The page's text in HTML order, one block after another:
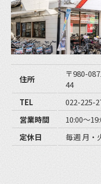
住所
〒980-
44
TEL
022-225-
営業時間
10:00〜
定休日
毎週 月・